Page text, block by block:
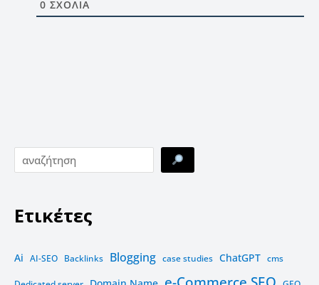
0 ΣΧΌΛΙΑ
Ετικέτες
Ai AI-SEO Backlinks Blogging case studies ChatGPT cms